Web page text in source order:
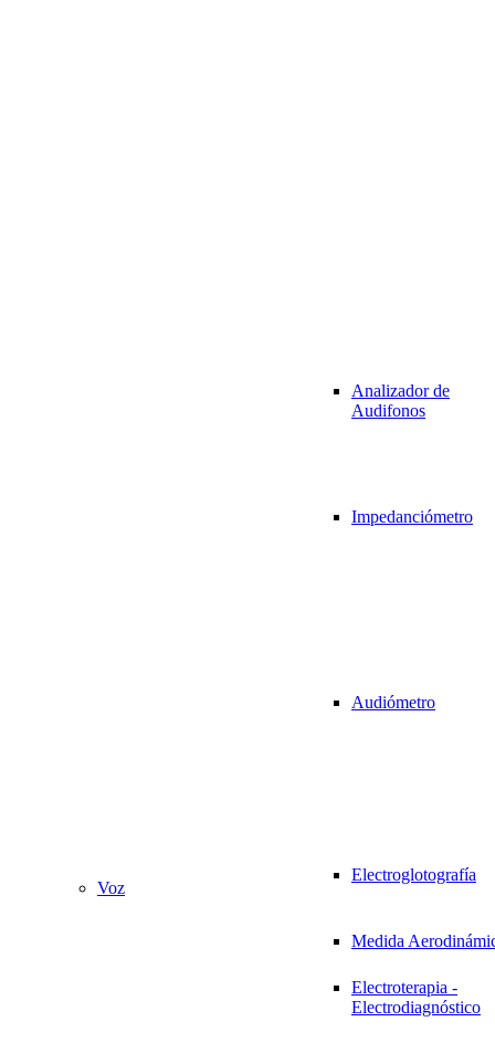
Analizador de
Audifonos
Impedanciómetro
Audiómetro
Voz
Electroglotografía
Medida
Electroterapia -
Electrodiagnóstico